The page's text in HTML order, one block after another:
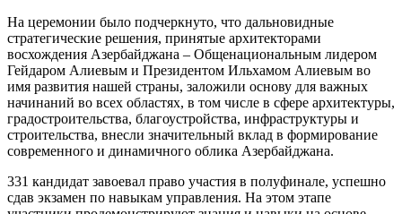
На церемонии было подчеркнуто, что дальновидные
стратегические решения, принятые архитекторами
восхождения Азербайджана – Общенациональным лидером
Гейдаром Алиевым и Президентом Ильхамом Алиевым во
имя развития нашей страны, заложили основу для важных
начинаний во всех областях, в том числе в сфере архитектуры,
градостроительства, благоустройства, инфраструктуры и
строительства, внесли значительный вклад в формирование
современного и динамичного облика Азербайджана.
331 кандидат завоевал право участия в полуфинале, успешно
сдав экзамен по навыкам управления. На этом этапе